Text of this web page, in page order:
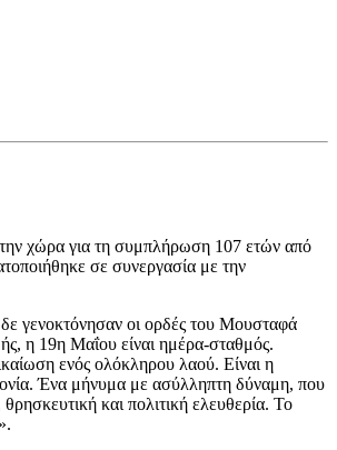
χώρα για τη συμπλήρωση 107 ετών από
σε συνεργασία με την
γενοκτόνησαν οι ορδές του Μουσταφά
η 19η Μαΐου είναι ημέρα-σταθμός.
ενός ολόκληρου λαού. Είναι η
Ένα μήνυμα με ασύλληπτη δύναμη, που
και πολιτική ελευθερία. Το